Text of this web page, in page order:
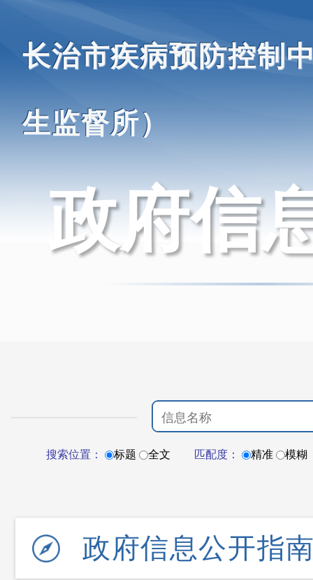
长治市疾病预防控制
生监督所）
政府信
搜索位置： 标题 全文 匹配度： 精准 模糊
政府信息公开指